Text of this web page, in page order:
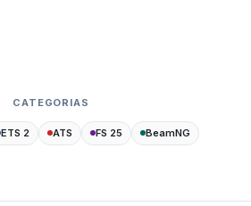
CATEGORIAS
ETS 2 ATS FS 25 BeamNG